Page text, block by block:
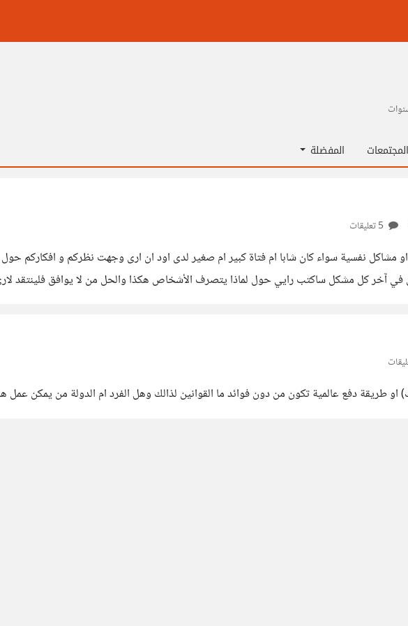
المجتمعات المفضلة
نفسية سواء كان شابا ام فتاة كبير ام صغير لدى اود ان ارى وجهت نظركم و افكاركم
طريقة دفع عالمية تكون من دون فوائد ما القوانين لذالك وهل الفرد ام الدولة من يمكن عمل